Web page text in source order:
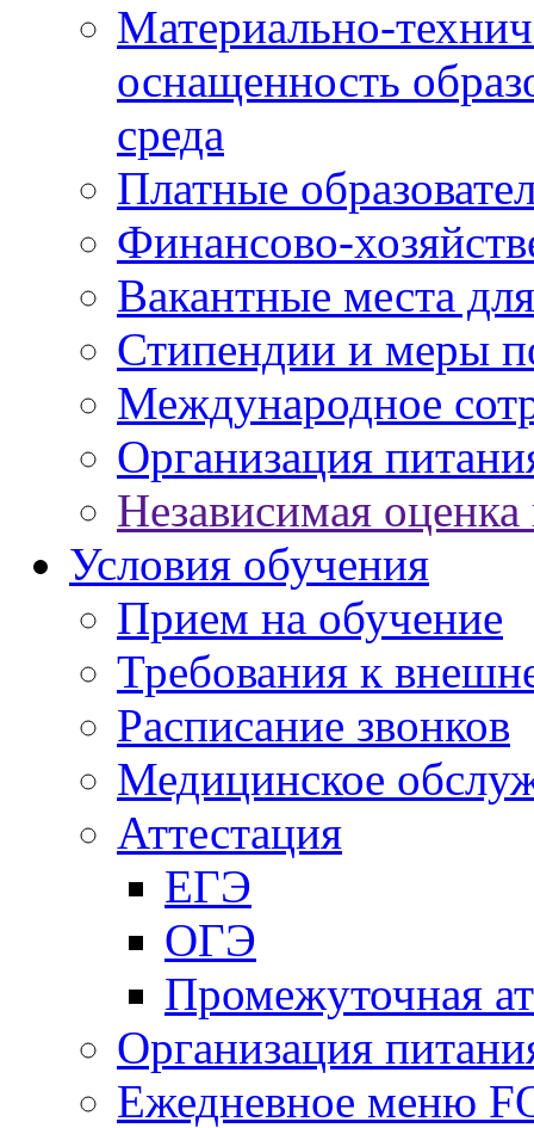
Материально-
оснащенность
среда
Платные
Финансово-
Вакантные места
Стипендии и меры
Международное
Организация
Независимая оценка
Условия обучения
Прием на обучение
Требования к
Расписание звонков
Медицинское
Аттестация
ЕГЭ
ОГЭ
Промежуточная
Организация
Ежедневное меню